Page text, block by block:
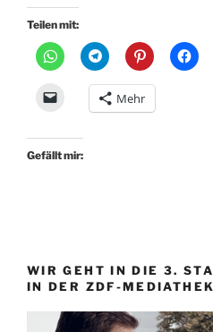
Teilen mit:
Mehr
Gefällt mir:
WIR GEHT IN DIE 3.
IN DER ZDF-MEDIATHEK